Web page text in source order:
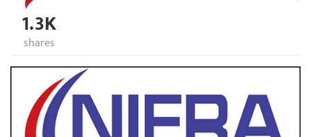
1.3K
shares